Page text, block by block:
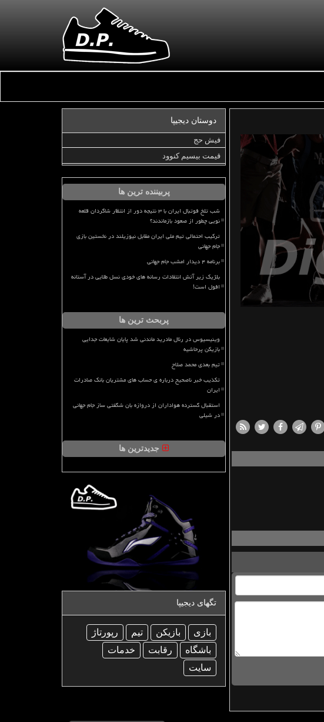
دوستان دیجیپا
فیش حج
قیمت بیسیم کنوود
پربیننده ترین ها
شب تلخ فوتبال ایران با ۳ نتیجه دور از انتظار شاگردان قلعه
نویی چطور از صعود بازماندند؟
ترکیب احتمالی تیم ملی ایران مقابل نیوزیلند در نخستین بازی
جام جهانی
برنامه ۴ دیدار امشب جام جهانی
بلژیک زیر آتش انتقادات رسانه های خودی نسل طلایی در آستانه
افول است!
پربحث ترین ها
وینیسیوس در رئال مادرید ماندنی شد پایان شایعات جدایی
بازیکن پرحاشیه
تیم بعدی محمد صلاح
تکذیب خبر ناصحیح درباره ی حساب های مشتریان بانک صادرات
ایران
استقبال گسترده هواداران از دروازه بان شگفتی ساز جام جهانی
در شیلی
جدیدترین ها
تگهای دیجیپا
بازی بازیكن تیم
رپورتاژ
باشگاه
رقابت
خدمات
سایت